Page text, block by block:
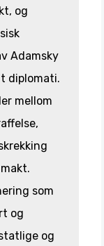
og
Adamsky
diplomati.
mellom
som
og
og